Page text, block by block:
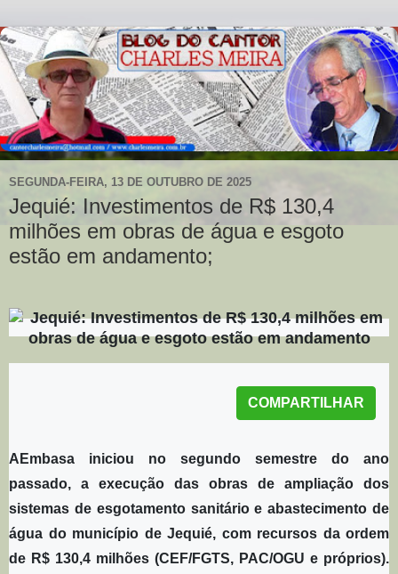
SEGUNDA-FEIRA, 13 DE OUTUBRO DE 2025
Jequié: Investimentos de R$ 130,4
milhões em obras de água e esgoto
estão em andamento;
COMPARTILHAR
AEmbasa iniciou no segundo semestre do ano
passado, a execução das obras de ampliação dos
sistemas de esgotamento sanitário e abastecimento de
água do município de Jequié, com recursos da ordem
de R$ 130,4 milhões (CEF/FGTS, PAC/OGU e próprios).